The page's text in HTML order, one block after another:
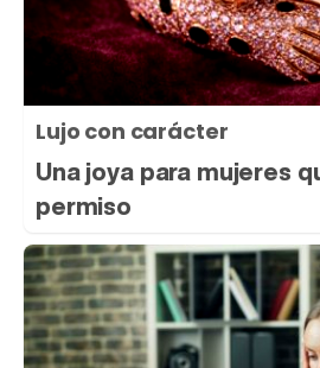
Lujo con carácter
Una joya para mujeres
permiso